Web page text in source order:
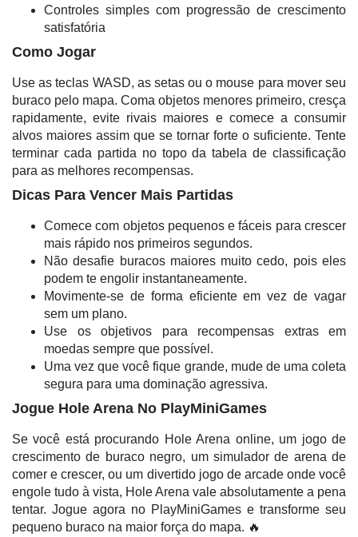
Controles simples com progressão de crescimento
satisfatória
Como Jogar
Use as teclas WASD, as setas ou o mouse para mover seu
buraco pelo mapa. Coma objetos menores primeiro, cresça
rapidamente, evite rivais maiores e comece a consumir
alvos maiores assim que se tornar forte o suficiente. Tente
terminar cada partida no topo da tabela de classificação
para as melhores recompensas.
Dicas Para Vencer Mais Partidas
Comece com objetos pequenos e fáceis para crescer
mais rápido nos primeiros segundos.
Não desafie buracos maiores muito cedo, pois eles
podem te engolir instantaneamente.
Movimente-se de forma eficiente em vez de vagar
sem um plano.
Use os objetivos para recompensas extras em
moedas sempre que possível.
Uma vez que você fique grande, mude de uma coleta
segura para uma dominação agressiva.
Jogue Hole Arena No PlayMiniGames
Se você está procurando Hole Arena online, um jogo de
crescimento de buraco negro, um simulador de arena de
comer e crescer, ou um divertido jogo de arcade onde você
engole tudo à vista, Hole Arena vale absolutamente a pena
tentar. Jogue agora no PlayMiniGames e transforme seu
pequeno buraco na maior força do mapa. 🔥